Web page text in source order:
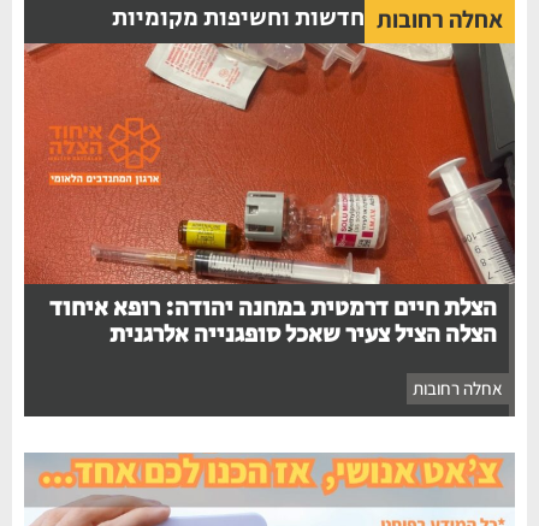
אחלה רחובות חדשות וחשיפות מקומיות
הצלת חיים דרמטית במחנה יהודה: רופא איחוד
הצלה הציל צעיר שאכל סופגנייה אלרגנית
אחלה רחובות